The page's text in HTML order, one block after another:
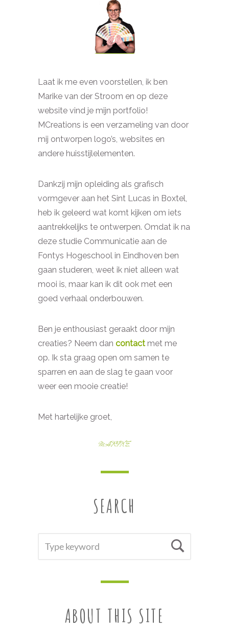
Laat ik me even voorstellen, ik ben
Marike van der Stroom en op deze
website vind je mijn portfolio!
MCreations is een verzameling van door
mij ontworpen logo’s, websites en
andere huisstijlelementen.
Dankzij mijn opleiding als grafisch
vormgever aan het Sint Lucas in Boxtel,
heb ik geleerd wat komt kijken om iets
aantrekkelijks te ontwerpen. Omdat ik na
deze studie Communicatie aan de
Fontys Hogeschool in Eindhoven ben
gaan studeren, weet ik niet alleen wat
mooi is, maar kan ik dit ook met een
goed verhaal onderbouwen.
Ben je enthousiast geraakt door mijn
creaties? Neem dan contact met me
op. Ik sta graag open om samen te
sparren en aan de slag te gaan voor
weer een mooie creatie!
Met hartelijke groet,
MARIKE
SEARCH
FOR:
ABOUT THIS SITE